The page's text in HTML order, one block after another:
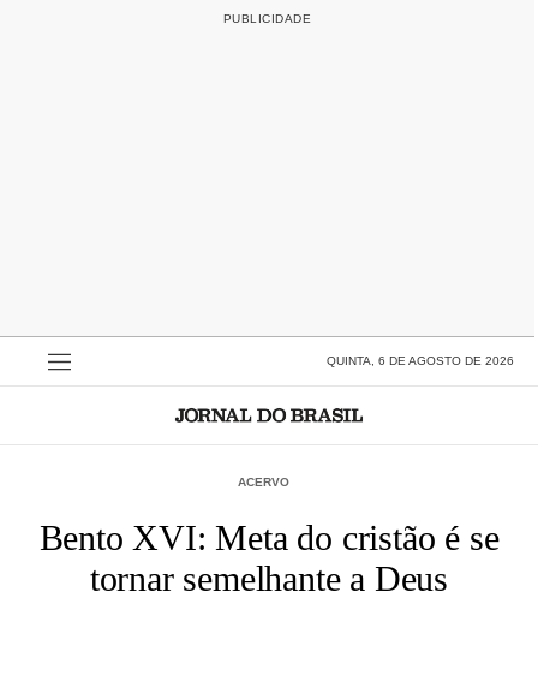
QUINTA, 6 DE AGOSTO DE 2026
ACERVO
Bento XVI: Meta do cristão é se
tornar semelhante a Deus